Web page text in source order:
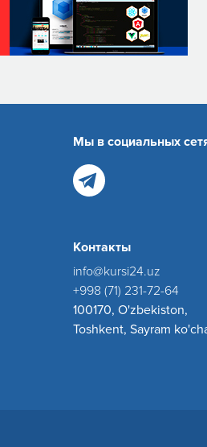
Мы в социальных
Контакты
info@kursi24.uz
+998 (71) 231-72-64
100170, O'zbekiston,
Toshkent, Sayram